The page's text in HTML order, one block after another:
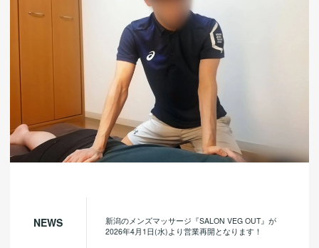
NEWS
新潟のメンズマッサージ『SALON VEG OUT』が
2026年4月1日(水)より営業再開となります！